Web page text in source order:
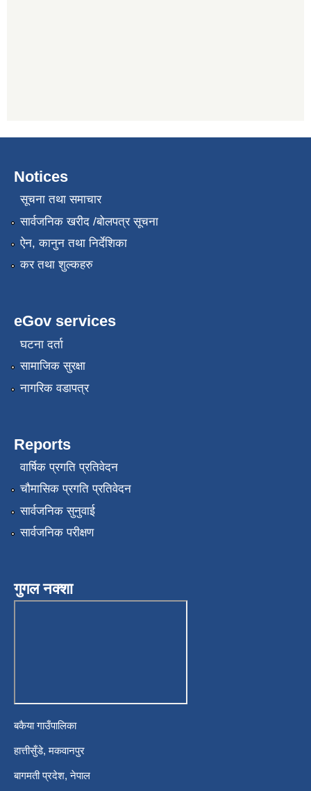
Notices
सूचना तथा समाचार
सार्वजनिक खरीद /बोलपत्र सूचना
ऐन, कानुन तथा निर्देशिका
कर तथा शुल्कहरु
eGov services
घटना दर्ता
सामाजिक सुरक्षा
नागरिक वडापत्र
Reports
वार्षिक प्रगति प्रतिवेदन
चौमासिक प्रगति प्रतिवेदन
सार्वजनिक सुनुवाई
सार्वजनिक परीक्षण
गुगल नक्शा
बकैया गाउँपालिका
हात्तीसुँडे, मकवानपुर
बागमती प्रदेश, नेपाल